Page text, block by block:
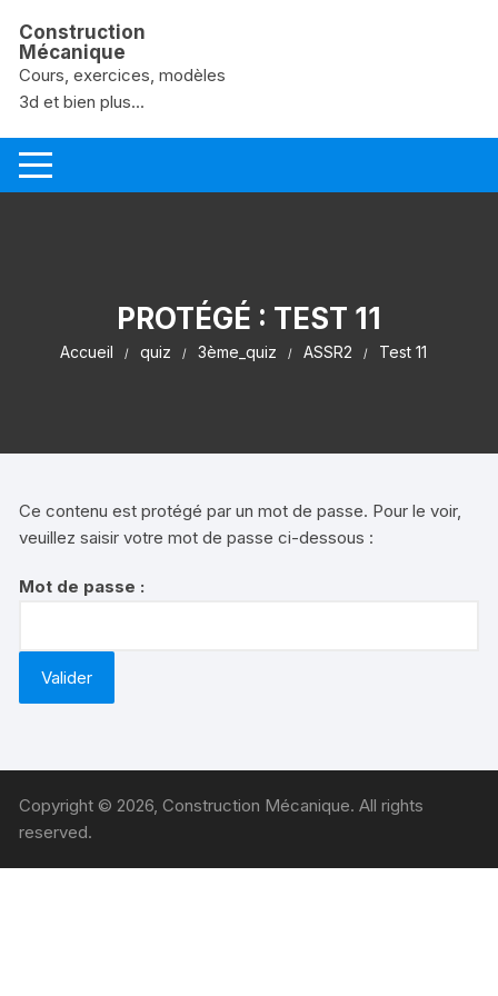
Construction
Mécanique
Cours, exercices, modèles
3d et bien plus...
PROTÉGÉ : TEST 11
Accueil quiz 3ème_quiz ASSR2 Test 11
Ce contenu est protégé par un mot de passe. Pour le voir,
veuillez saisir votre mot de passe ci-dessous :
Mot de passe :
Copyright © 2026, Construction Mécanique. All rights
reserved.